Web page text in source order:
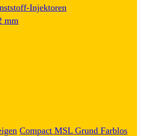
Injektoren
mm
Compact MSL Grund Farblos